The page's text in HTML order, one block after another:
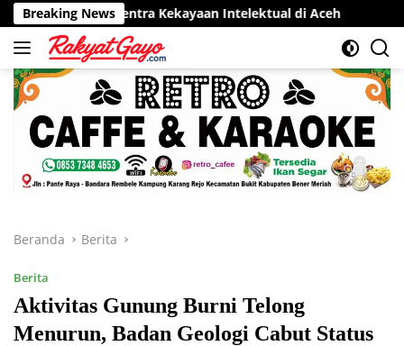
Langsung
ke
konten
Breaking News
Sentra Kekayaan Intelektual di Aceh RSUD Munyang
Beranda Berita
Berita
Aktivitas Gunung Burni Telong
Menurun, Badan Geologi Cabut Status